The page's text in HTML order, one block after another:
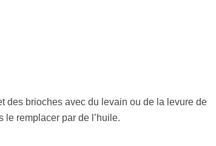
des brioches avec du levain ou de la levure de
le remplacer par de l’huile.